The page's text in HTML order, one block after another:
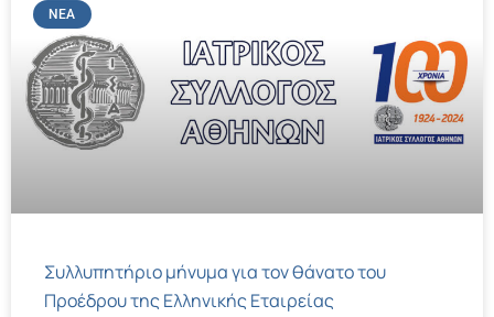
ΝΈΑ
Συλλυπητήριο μήνυμα για τον θάνατο του
Προέδρου της Ελληνικής Εταιρείας